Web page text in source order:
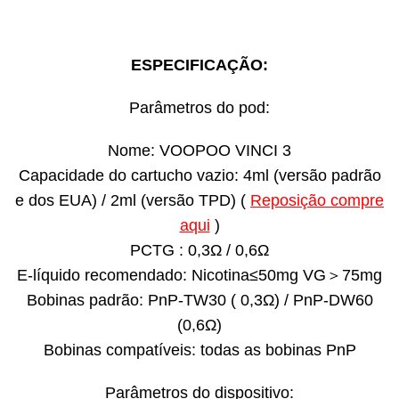
ESPECIFICAÇÃO:
Parâmetros do pod:
Nome: VOOPOO VINCI 3
Capacidade do cartucho vazio: 4ml (versão padrão
e dos EUA) / 2ml (versão TPD) ( Reposição compre
aqui )
PCTG : 0,3Ω / 0,6Ω
E-líquido recomendado: Nicotina≤50mg VG＞75mg
Bobinas padrão: PnP-TW30 ( 0,3Ω) / PnP-DW60
(0,6Ω)
Bobinas compatíveis: todas as bobinas PnP
Parâmetros do dispositivo: